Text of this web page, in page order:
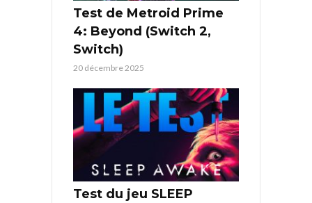
Test de Metroid Prime
4: Beyond (Switch 2,
Switch)
20 décembre 2025
Test du jeu SLEEP